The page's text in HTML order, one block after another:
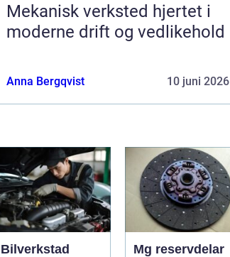
Mekanisk verksted hjertet i
moderne drift og vedlikehold
Anna Bergqvist 10 juni 2026
Bilverkstad
Mg reservdelar